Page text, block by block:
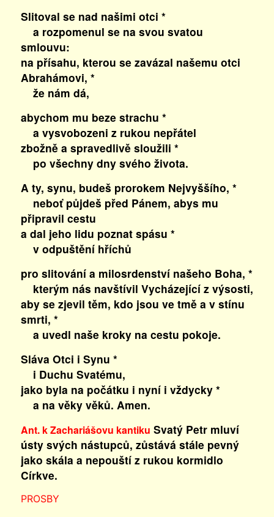
Slitoval se nad našimi otci *
a rozpomenul se na svou svatou
smlouvu:
na přísahu, kterou se zavázal našemu otci
Abrahámovi, *
že nám dá,
abychom mu beze strachu *
a vysvobozeni z rukou nepřátel
zbožně a spravedlivě sloužili *
po všechny dny svého života.
A ty, synu, budeš prorokem Nejvyššího, *
neboť půjdeš před Pánem, abys mu
připravil cestu
a dal jeho lidu poznat spásu *
v odpuštění hříchů
pro slitování a milosrdenství našeho Boha, *
kterým nás navštívil Vycházející z výsosti,
aby se zjevil těm, kdo jsou ve tmě a v stínu
smrti, *
a uvedl naše kroky na cestu pokoje.
Sláva Otci i Synu *
i Duchu Svatému,
jako byla na počátku i nyní i vždycky *
a na věky věků. Amen.
Ant. k Zachariášovu kantiku Svatý Petr mluví
ústy svých nástupců, zůstává stále pevný
jako skála a nepouští z rukou kormidlo
Církve.
PROSBY